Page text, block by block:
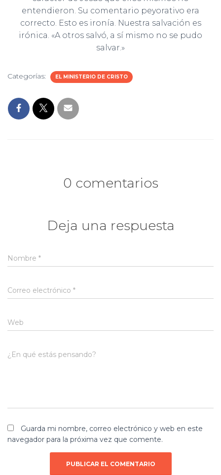
entendieron. Su comentario peyorativo era
correcto. Esto es ironía. Nuestra salvación es
irónica. «A otros salvó, a sí mismo no se pudo
salvar.»
Categorías: EL MINISTERIO DE CRISTO
0 comentarios
Deja una respuesta
Nombre *
Correo electrónico *
Web
¿En qué estás pensando?
Guarda mi nombre, correo electrónico y web en este
navegador para la próxima vez que comente.